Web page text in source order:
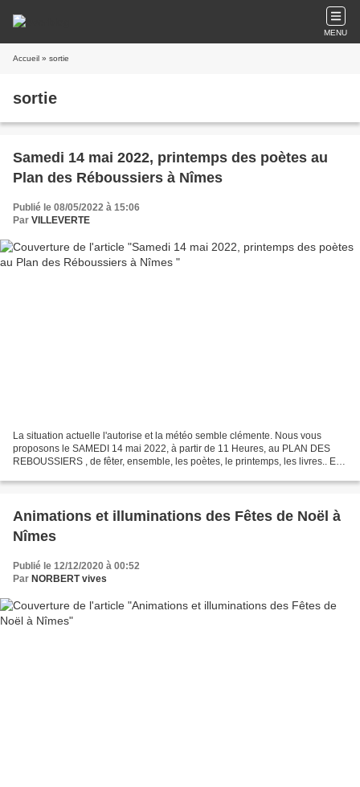
MENU
Accueil » sortie
sortie
Samedi 14 mai 2022, printemps des poètes au
Plan des Réboussiers à Nîmes
Publié le 08/05/2022 à 15:06
Par VILLEVERTE
La situation actuelle l'autorise et la météo semble clémente. Nous vous
proposons le SAMEDI 14 mai 2022, à partir de 11 Heures, au PLAN DES
REBOUSSIERS , de fêter, ensemble, les poètes, le printemps, les livres.. En
Animations et illuminations des Fêtes de Noël à
Nîmes
Publié le 12/12/2020 à 00:52
Par NORBERT vives